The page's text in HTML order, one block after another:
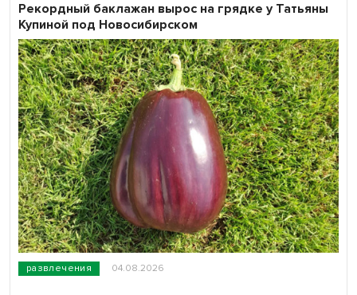
развлечения 04.08.2026
Рекордный баклажан вырос на грядке у Татьяны
Купиной под Новосибирском